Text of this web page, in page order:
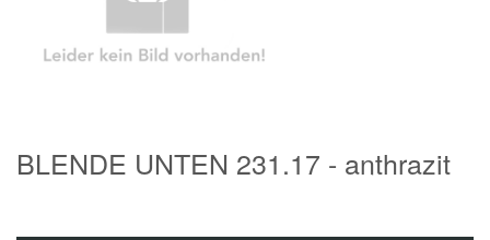
BLENDE UNTEN 231.17 - anthrazit